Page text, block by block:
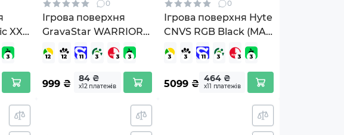
XXL
0
Ігрова поверхня
GravaStar WARRIOR
XL Black
(GSA8_MPD_WARRIOR)
999₴ 84 ₴
х12 платежів
0
Ігрова поверхня Hyte
CNVS RGB Black (MAT-
HYTE-CNVS-B)
5099 ₴ 464 ₴
х11 платежів